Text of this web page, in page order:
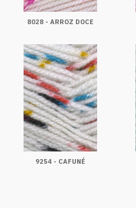
8028 - ARROZ DOCE
9254 - CAFUNÉ